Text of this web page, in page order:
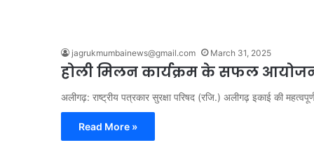
jagrukmumbainews@gmail.com March 31, 2025
होली मिलन कार्यक्रम के सफल आयोजन
अलीगढ़: राष्ट्रीय पत्रकार सुरक्षा परिषद (रजि.) अलीगढ़ इकाई की
Read More »